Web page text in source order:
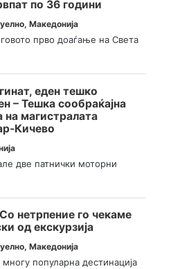
по 36 години
,Македонија
прво доаѓање на Света
еден тешко
– Тешка сообраќајна
на магистралата
Кичево
две патнички моторни
нетрпение го чекаме
од екскурзија
,Македонија
популарна дестинација